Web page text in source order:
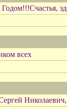
всех